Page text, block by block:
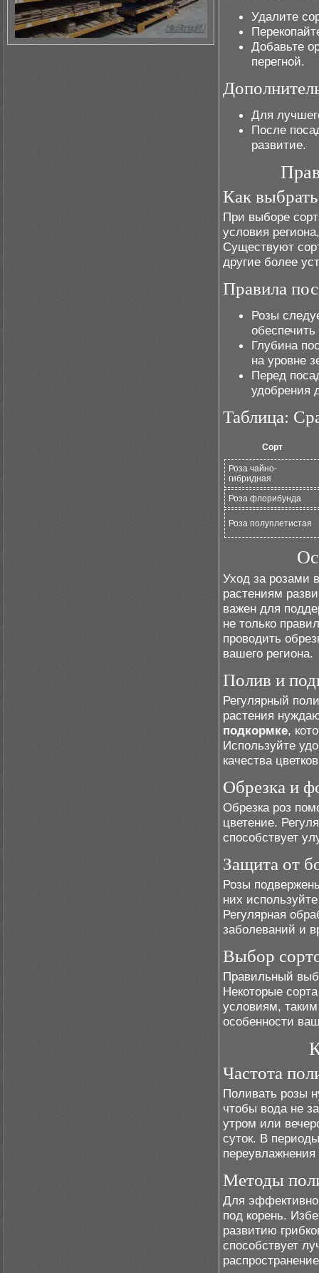
Удалите
Добавьте
перегной.
Для
После
развитие.
Как
При выборе
условия
Существуют
другие более
Правила
Розы
Глубина
на уровне
Перед
удобрения
Таблица:
Сорт
Роза чайно-
гибридная
Роза флорибунда
Роза полуплетистая
Уход за розами
растениям
важен для
не только
проводить
вашего региона.
Полив и
Регулярный
растения
подкормке,
Используйте
качества
Обрезка и
Обрезка роз
цветение.
способствует
Защита от
Розы
них
Регулярная
заболеваний и
Выбор
Правильный
Некоторые
условиям,
особенности
Частота
Поливать розы
чтобы вода не
утром или
суток. В
Методы
Для
под корень.
развитию
способствует